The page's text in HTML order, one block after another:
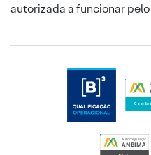
autorizada a funcionar